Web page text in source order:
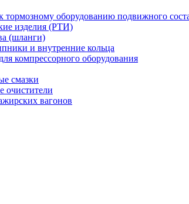
тормозному оборудованию подвижного
изделия (РТИ)
(шланги)
и внутренние кольца
компрессорного оборудования
смазки
очистители
вагонов